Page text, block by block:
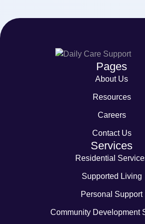
Pages
About Us
Resources
Careers
Contact Us
Services
Residential
Supported Living
Personal Support
Community Development